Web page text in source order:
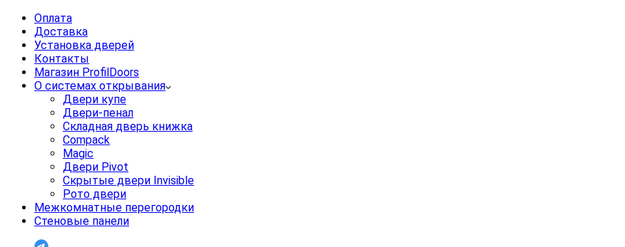
Оплата
Доставка
Установка дверей
Контакты
Магазин ProfilDoors
О системах открывания
Двери купе
Двери-пенал
Складная дверь книжка
Compack
Magic
Двери Pivot
Скрытые двери Invisible
Рото двери
Межкомнатные перегородки
Стеновые панели